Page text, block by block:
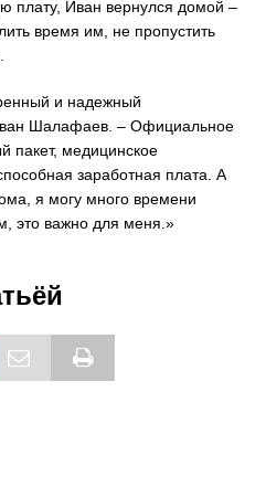
плату, Иван вернулся домой –
время им, не пропустить
и надежный
Шалафаев. – Официальное
пакет, медицинское
заработная плата. А
я могу много времени
это важно для меня.»